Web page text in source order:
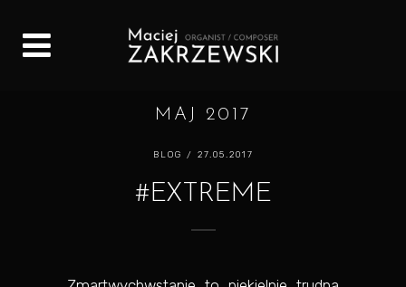
MAJ 2017
BLOG / 27.05.2017
#EXTREME